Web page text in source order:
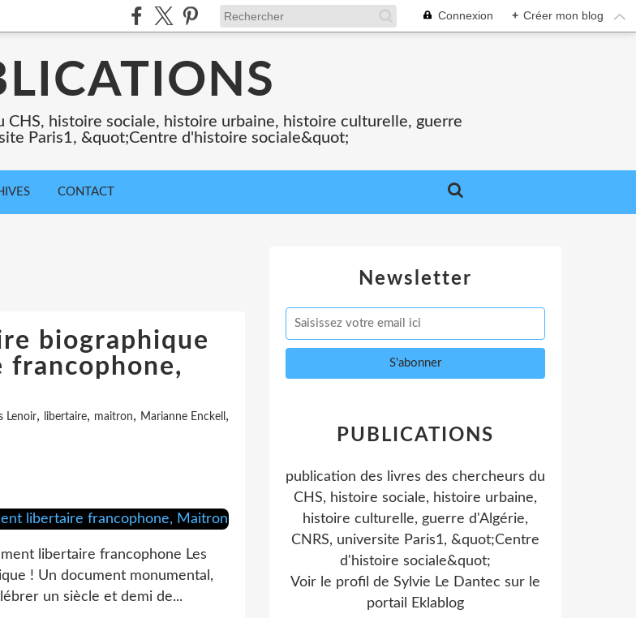
Connexion + Créer mon blog
CHS, histoire sociale, histoire urbaine, histoire culturelle, guerre
Paris1, &quot;Centre d'histoire sociale&quot;
CONTACT
biographique
Lenoir, libertaire, maitron, Marianne Enckell ,
libertaire francophone Les
! Un document monumental,
un siècle et demi de...
Newsletter
PUBLICATIONS
publication des livres des chercheurs du
CHS, histoire sociale, histoire urbaine,
histoire culturelle, guerre d'Algérie,
CNRS, universite Paris1, &quot;Centre
d'histoire sociale&quot;
Voir le profil de Sylvie Le Dantec sur le
portail Eklablog